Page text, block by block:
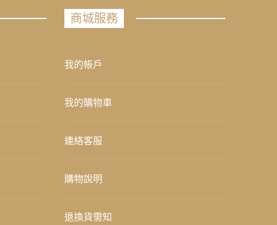
商城服務
我的帳戶
我的購物車
連絡客服
購物說明
退換貨需知